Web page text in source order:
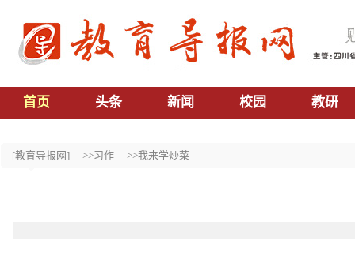
首页 头条 新闻 校园 教研
[教育导报网] >>习作 >>我来学炒菜